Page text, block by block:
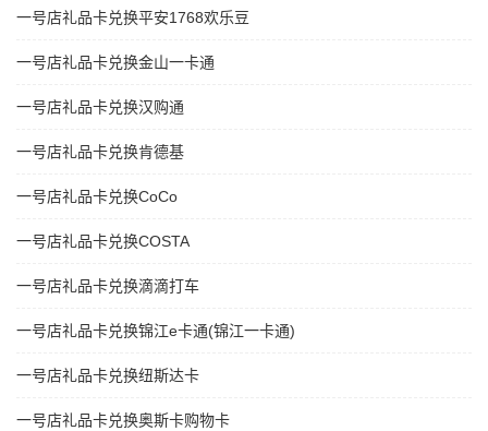
一号店礼品卡兑换平安1768欢乐豆
一号店礼品卡兑换金山一卡通
一号店礼品卡兑换汉购通
一号店礼品卡兑换肯德基
一号店礼品卡兑换CoCo
一号店礼品卡兑换COSTA
一号店礼品卡兑换滴滴打车
一号店礼品卡兑换锦江e卡通(锦江一卡通)
一号店礼品卡兑换纽斯达卡
一号店礼品卡兑换奥斯卡购物卡